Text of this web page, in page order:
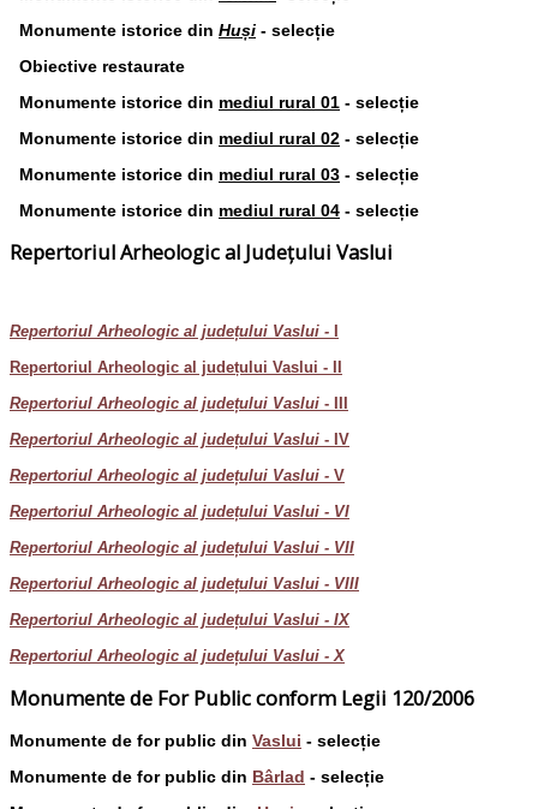
Monumente istorice din Huși - selecție
Obiective restaurate
Monumente istorice din mediul rural 01 - selecție
Monumente istorice din mediul rural 02 - selecție
Monumente istorice din mediul rural 03 - selecție
Monumente istorice din mediul rural 04 - selecție
Repertoriul Arheologic al Județului Vaslui
Repertoriul Arheologic al județului Vaslui -
Repertoriul Arheologic al județului Vaslui - II
Repertoriul Arheologic al județului Vaslui - III
Repertoriul Arheologic al județului Vaslui - IV
Repertoriul Arheologic al județului Vaslui - V
Repertoriul Arheologic al județului Vaslui - VI
Repertoriul Arheologic al județului Vaslui - VII
Repertoriul Arheologic al județului Vaslui - VIII
Repertoriul Arheologic al județului Vaslui - IX
Repertoriul Arheologic al județului Vaslui - X
Monumente de For Public conform Legii 120/2006
Monumente de for public din Vaslui - selecție
Monumente de for public din Bârlad - selecție